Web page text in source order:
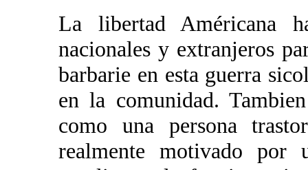
La libertad Américana
nacionales y extranjeros
barbarie en esta guerra
en la comunidad.
como una persona
realmente motivado por